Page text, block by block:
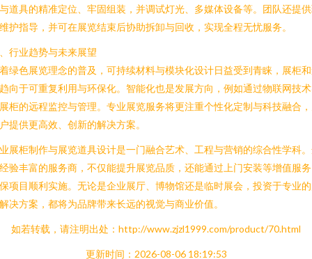
道具的精准定位、牢固组装，并调试灯光、多媒体设备等。团队还提
护指导，并可在展览结束后协助拆卸与回收，实现全程无忧服务。
行业趋势与未来展望
绿色展览理念的普及，可持续材料与模块化设计日益受到青睐，展柜
向于可重复利用与环保化。智能化也是发展方向，例如通过物联网技
柜的远程监控与管理。专业展览服务将更注重个性化定制与科技融合
提供更高效、创新的解决方案。
展柜制作与展览道具设计是一门融合艺术、工程与营销的综合性学科
验丰富的服务商，不仅能提升展览品质，还能通过上门安装等增值服
项目顺利实施。无论是企业展厅、博物馆还是临时展会，投资于专业
决方案，都将为品牌带来长远的视觉与商业价值。
如若转载，请注明出处：http://www.zjzl1999.com/product/70.html
更新时间：2026-08-06 18:19:53